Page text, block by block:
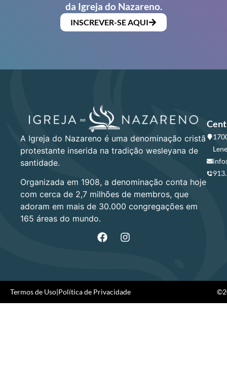
da Igreja do Nazareno.
INSCREVER-SE AQUI
A Igreja do Nazareno é uma denominação cristã
protestante inserida na tradição wesleyana de
santidade.
Organizada em 1908, a denominação conta hoje
com cerca de 2,7 milhões de membros, que
adoram em mais de 30.000 congregações em
165 áreas do mundo.
Termos de Uso|Política de Privacidade